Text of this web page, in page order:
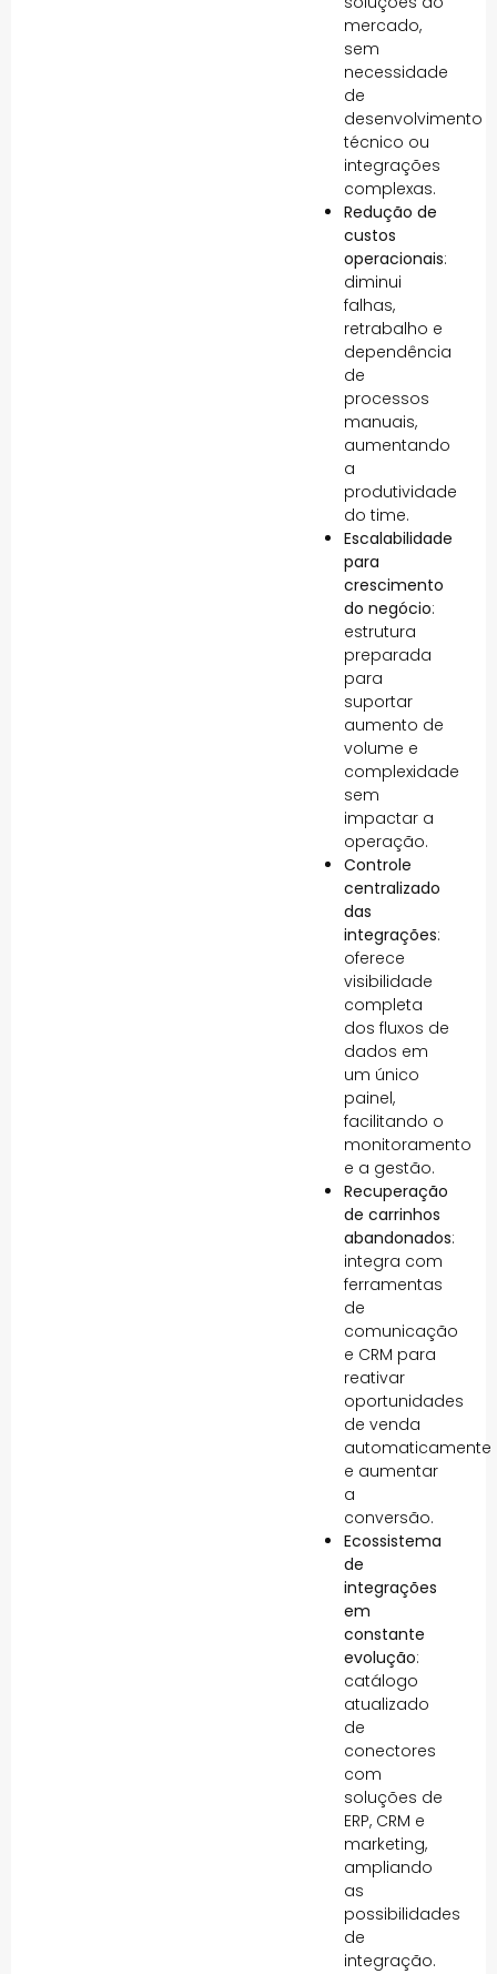
mercado,
sem
necessidade
de
desenvolvimento
técnico ou
integrações
complexas.
Redução de
custos
operacionais:
diminui
falhas,
retrabalho e
dependência
de
processos
manuais,
aumentando
a
produtividade
do time.
Escalabilidade
para
crescimento
do negócio:
estrutura
preparada
para
suportar
aumento de
volume e
complexidade
sem
impactar a
operação.
Controle
centralizado
das
integrações:
oferece
visibilidade
completa
dos fluxos de
dados em
um único
painel,
facilitando o
monitoramento
e a gestão.
Recuperação
de carrinhos
abandonados:
integra com
ferramentas
de
comunicação
e CRM para
reativar
oportunidades
de venda
automaticamente
e aumentar
a
conversão.
Ecossistema
de
integrações
em
constante
evolução:
catálogo
atualizado
de
conectores
com
soluções de
ERP, CRM e
marketing,
ampliando
as
possibilidades
de
integração.